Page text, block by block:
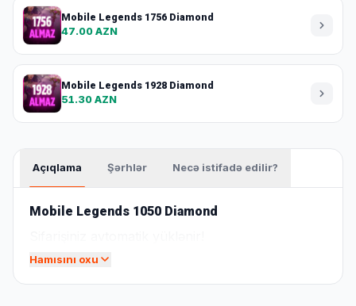
Mobile Legends 1756 Diamond
47.00 AZN
Mobile Legends 1928 Diamond
51.30 AZN
Açıqlama Şərhlər Necə istifadə edilir?
Mobile Legends 1050 Diamond
Hamısını oxu